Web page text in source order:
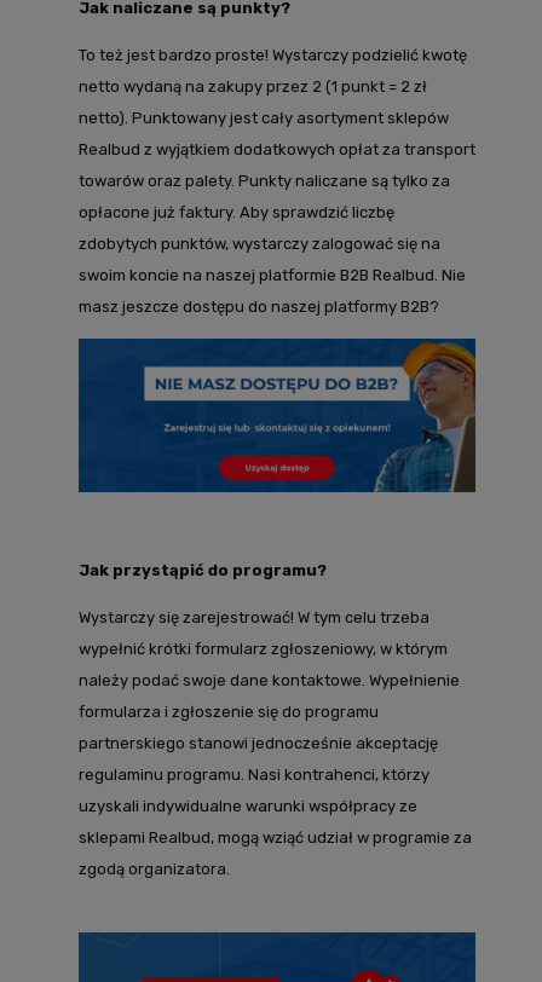
Jak naliczane są punkty?
To też jest bardzo proste! Wystarczy podzielić kwotę
netto wydaną na zakupy przez 2 (1 punkt = 2 zł
netto). Punktowany jest cały asortyment sklepów
Realbud z wyjątkiem dodatkowych opłat za transport
towarów oraz palety. Punkty naliczane są tylko za
opłacone już faktury. Aby sprawdzić liczbę
zdobytych punktów, wystarczy zalogować się na
swoim koncie na naszej platformie B2B Realbud. Nie
masz jeszcze dostępu do naszej platformy B2B?
Jak przystąpić do programu?
Wystarczy się zarejestrować! W tym celu trzeba
wypełnić krótki formularz zgłoszeniowy, w którym
należy podać swoje dane kontaktowe. Wypełnienie
formularza i zgłoszenie się do programu
partnerskiego stanowi jednocześnie akceptację
regulaminu programu. Nasi kontrahenci, którzy
uzyskali indywidualne warunki współpracy ze
sklepami Realbud, mogą wziąć udział w programie za
zgodą organizatora.